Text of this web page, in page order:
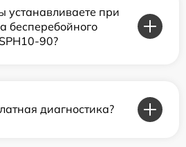
устанавливаете при
бесперебойного
90?
диагностика?